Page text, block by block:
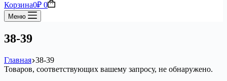
Корзина0₽ 0
Меню
38-39
Главная 38-39
Товаров, соответствующих вашему запросу, не обнаружено.